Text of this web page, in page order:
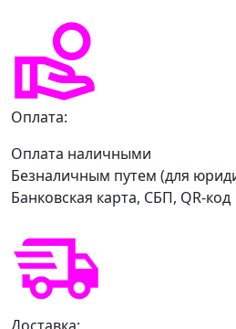
Оплата:
Оплата наличными
Безналичным путем (для
Банковская карта, СБП, QR-код